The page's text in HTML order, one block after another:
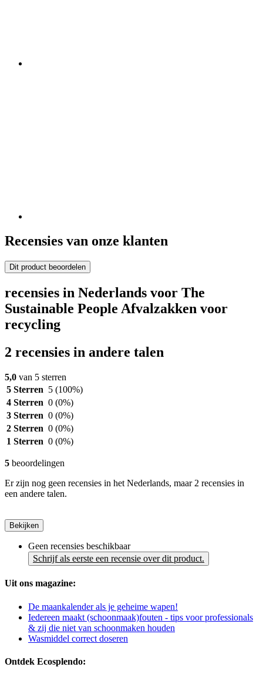
Recensies van onze klanten
Dit product beoordelen
recensies in Nederlands voor The
Sustainable People Afvalzakken voor
recycling
2 recensies in andere talen
5,0 van 5 sterren
5 Sterren 5 (100%)
4 Sterren 0 (0%)
3 Sterren 0 (0%)
2 Sterren 0 (0%)
1 Sterren 0 (0%)
5 beoordelingen
Er zijn nog geen recensies in het Nederlands, maar 2 recensies in
een andere talen.
Bekijken
Geen recensies beschikbaar
Schrijf als eerste een recensie over dit product.
Uit ons magazine:
De maankalender als je geheime wapen!
Iedereen maakt (schoonmaak)fouten - tips voor professionals
& zij die niet van schoonmaken houden
Wasmiddel correct doseren
Ontdek Ecosplendo: